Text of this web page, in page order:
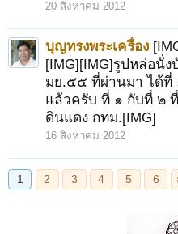
20 สิงหาคม 2012
บุญทรงพระเครื่อง
[IMG][IMG]รูปหล่อนั่
มย.๕๕ ที่ผ่านมา ได้ที่
แล้วครับ ที่ ๑ กับที่ ๒
ดินแดง กทม.[IMG]
16 สิงหาคม 2012